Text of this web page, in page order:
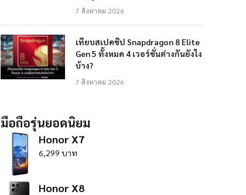
7 สิงหาคม 2026
เทียบสเปคชิป Snapdragon 8 Elite
Gen 5 ทั้งหมด 4 เวอร์ชั่นต่างกันยังไง
บ้าง?
7 สิงหาคม 2026
มือถือรุ่นยอดนิยม
Honor X7
6,299 บาท
Honor X8